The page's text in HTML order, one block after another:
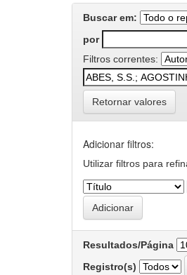
Buscar em:
por
Filtros correntes:
Retornar valores
Adicionar filtros:
Utilizar filtros para
Resultados/Página
Registro(s)